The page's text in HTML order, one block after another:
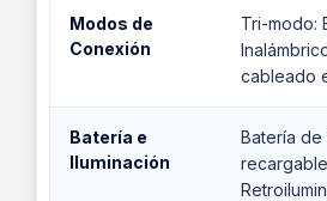
Modos de
Conexión
Tri-modo:
cableado
Batería e
Iluminación
Batería de